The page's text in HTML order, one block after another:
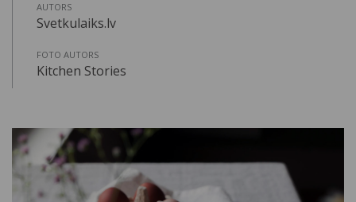
AUTORS
Svetkulaiks.lv
FOTO AUTORS
Kitchen Stories